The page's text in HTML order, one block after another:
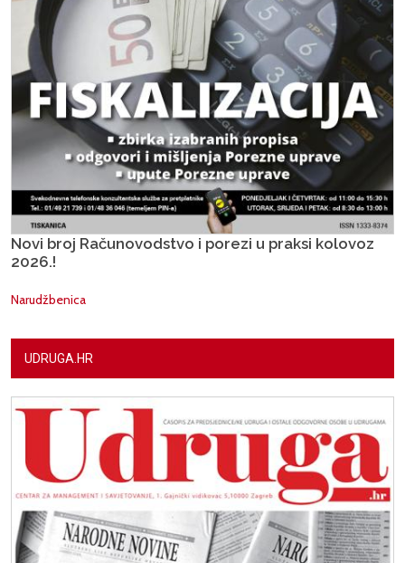
Novi broj Računovodstvo i porezi u praksi kolovoz
2026.!
Narudžbenica
UDRUGA.HR